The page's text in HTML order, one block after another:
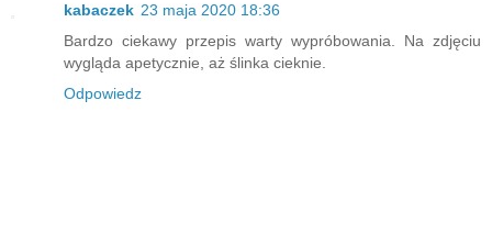
kabaczek 23 maja 2020 18:36
Bardzo ciekawy przepis warty wypróbowania. Na zdjęciu
wygląda apetycznie, aż ślinka cieknie.
Odpowiedz